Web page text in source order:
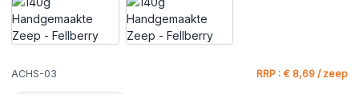
ACHS-03 RRP : € 8,69 / zeep